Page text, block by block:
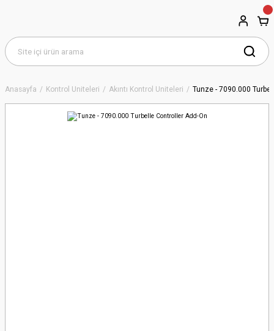
Anasayfa Kontrol Üniteleri Akıntı Kontrol Üniteleri Tunze - 7090.000